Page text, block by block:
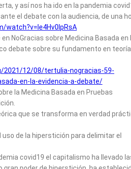
y así nos ha ido en la pandemia
el debate con la audiencia, de una
watch?v=le4Hv0IpRsA
NoGracias sobre Medicina Basada en
debate sobre su fundamento en
2021/12/08/tertulia-nogracias-59-
en-la-evidencia-a-debate/
la Medicina Basada en Pruebas
que se transforma en verdad
de la hiperstición para delimitar el
covid19 el capitalismo ha llevado